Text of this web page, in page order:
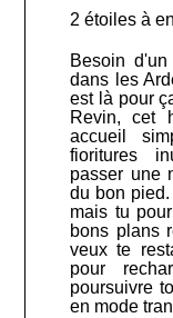
2 étoiles à
Besoin
dans les
est là pour
Revin, cet
accueil
fioritures
passer une
du bon
mais tu
bons plans
veux te
pour
poursuivre
en mode